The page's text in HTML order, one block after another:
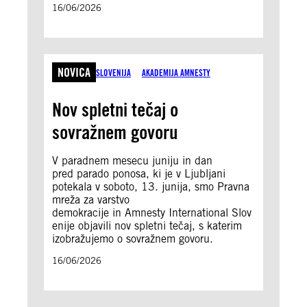
16/06/2026
NOVICA SLOVENIJA AKADEMIJA AMNESTY
Nov spletni tečaj o
sovražnem govoru
V paradnem mesecu juniju in dan
pred parado ponosa, ki je v Ljubljani
potekala v soboto, 13. junija, smo Pravna
mreža za varstvo
demokracije in Amnesty International Slov
enije objavili nov spletni tečaj, s katerim
izobražujemo o sovražnem govoru.
16/06/2026